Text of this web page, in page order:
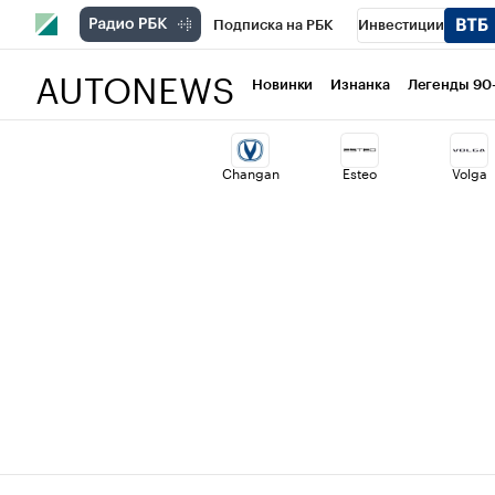
Подписка на РБК Инвестиции
Национальные проекты Город
Кредитные рейтинги Франшизы
AUTONEWS Новинки Изнанка Легенды
Changan Esteo Volga